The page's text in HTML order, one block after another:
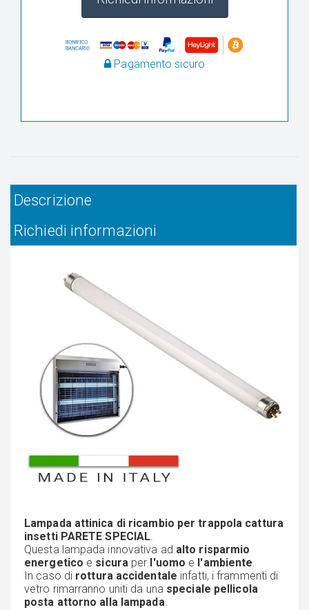
Pagamento sicuro
Descrizione
Richiedi informazioni
Lampada attinica di ricambio per trappola cattura
insetti PARETE SPECIAL.
Questa lampada innovativa ad alto risparmio
energetico e sicura per l'uomo e l'ambiente.
In caso di rottura accidentale infatti, i frammenti di
vetro rimarranno uniti da una speciale pellicola
posta attorno alla lampada.